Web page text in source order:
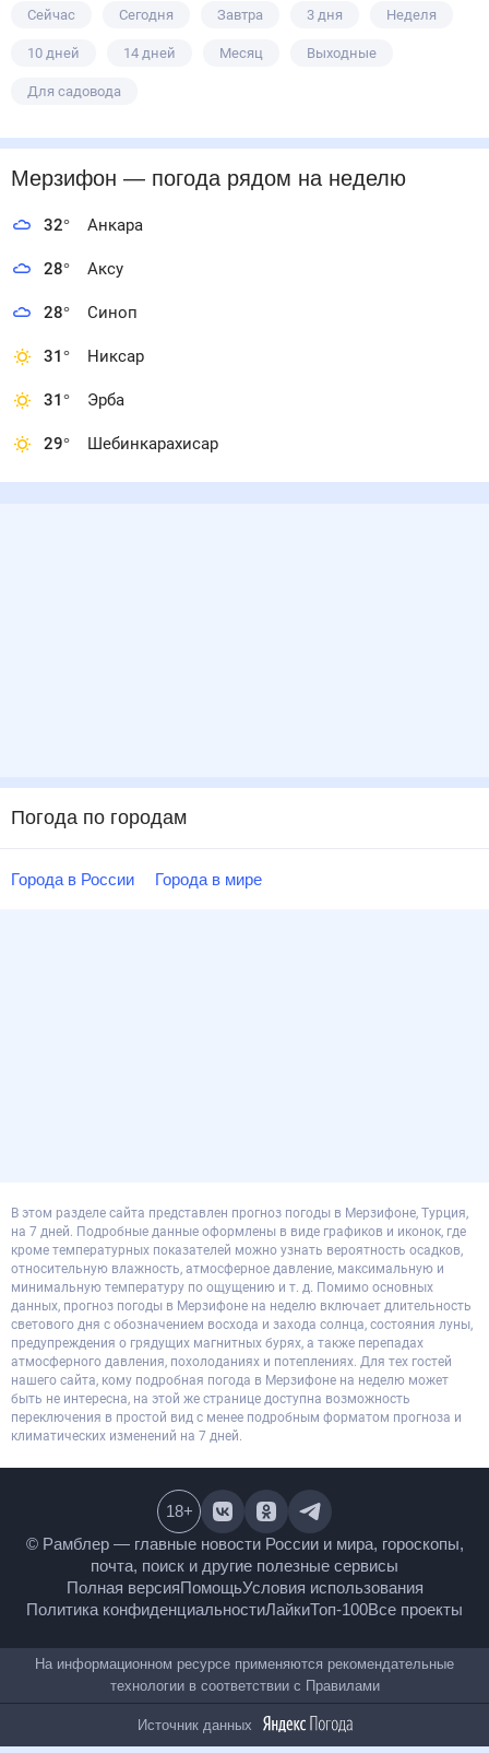
Сейчас Сегодня Завтра 3 дня Неделя
10 дней 14 дней Месяц Выходные
Для садовода
Мерзифон — погода рядом на неделю
32° Анкара
28° Аксу
28° Синоп
31° Никсар
31° Эрба
29° Шебинкарахисар
Погода по городам
Города в России Города в мире
В этом разделе сайта представлен прогноз погоды в Мерзифоне, Турция,
на 7 дней. Подробные данные оформлены в виде графиков и иконок, где
кроме температурных показателей можно узнать вероятность осадков,
относительную влажность, атмосферное давление, максимальную и
минимальную температуру по ощущению и т. д. Помимо основных
данных, прогноз погоды в Мерзифоне на неделю включает длительность
светового дня с обозначением восхода и захода солнца, состояния луны,
предупреждения о грядущих магнитных бурях, а также перепадах
атмосферного давления, похолоданиях и потеплениях. Для тех гостей
нашего сайта, кому подробная погода в Мерзифоне на неделю может
быть не интересна, на этой же странице доступна возможность
переключения в простой вид с менее подробным форматом прогноза и
климатических изменений на 7 дней.
© Рамблер — главные новости России и мира,
гороскопы, почта, поиск и другие полезные сервисы
Полная версияПомощьУсловия использования
Политика конфиденциальностиЛайкиТоп-100
18+
На информационном ресурсе применяются
рекомендательные технологии в соответствии сПравилами
Источник данных